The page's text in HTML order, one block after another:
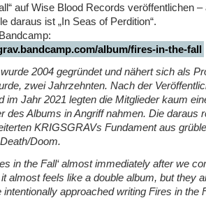
auf Wise Blood Records veröffentlichen
daraus ist „In Seas of Perdition“.
album/fires-in-the-fall
2004 gegründet und nähert sich als
zwei Jahrzehnten. Nach der
im Jahr 2021 legten die Mitglieder kaum
des Albums in Angriff nahmen. Die daraus
KRIGSGRAVs Fundament aus
Doom.
in the Fall‘ almost immediately after we
almost feels like a double album, but they
intentionally approached writing Fires in the